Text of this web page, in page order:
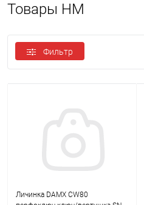
Товары HM
Фильтр
Личинка DAMX CW80